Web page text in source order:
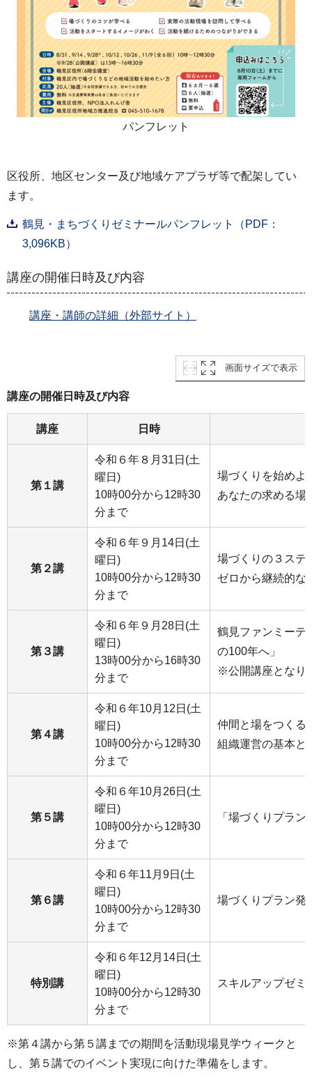
パンフレット
区役所、地区センター及び地域ケアプラザ等で配架してい
ます。
鶴見・まちづくりゼミナールパンフレット（PDF：
3,096KB）
講座の開催日時及び内容
講座・講師の詳細（外部サイト）
画面サイズで表示
講座の開催日時及び内容
講座 日時
第１講
令和６年８月31日(土
曜日)
10時00分から12時30
分まで
場づくりを始めよ
あなたの求める場
第２講
令和６年９月14日(土
曜日)
10時00分から12時30
分まで
場づくりの３ステ
ゼロから継続的な
第３講
令和６年９月28日(土
曜日)
13時00分から16時30
分まで
鶴見ファンミー
の100年へ」
※公開講座となり
第４講
令和６年10月12日(土
曜日)
10時00分から12時30
分まで
仲間と場をつくる
組織運営の基本と
第５講
令和６年10月26日(土
曜日)
10時00分から12時30
分まで
「場づくりプラ
第６講
令和６年11月9日(土
曜日)
10時00分から12時30
分まで
場づくりプラン発
特別講
令和６年12月14日(土
曜日)
10時00分から12時30
分まで
スキルアップゼミ
※第４講から第５講までの期間を活動現場見学ウィークと
し、第５講でのイベント実現に向けた準備をします。